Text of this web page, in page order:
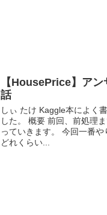
【HousePrice】ア
話
しぃ たけ Kaggle本によく
した。 概要 前回、前処理
っていきます。 今回一番
どれくらい...